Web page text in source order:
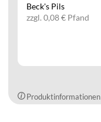
Beck's Pils
zzgl. 0,08 € Pfand
Produktinformationen